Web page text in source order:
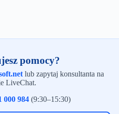
pomocy?
lub zapytaj konsultanta na
LiveChat.
000 984(9:30–15:30)